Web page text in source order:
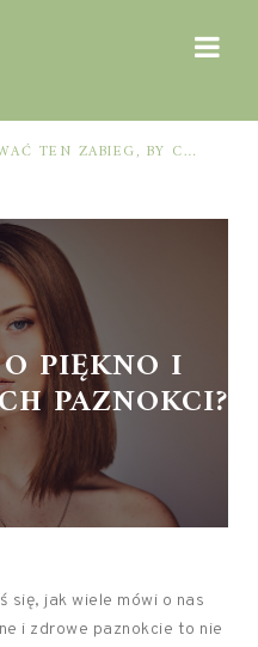
PIĘKNO I
PAZNOKCI?
się, jak wiele mówi o nas
i zdrowe paznokcie to nie